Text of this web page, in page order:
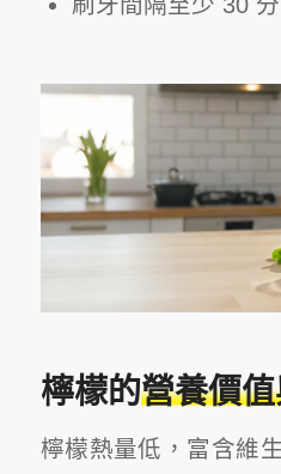
檸檬的營養價
檸檬熱量低，富含維